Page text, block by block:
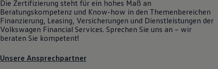
Die Zertifizierung steht für ein hohes Maß an
Beratungskompetenz und Know-how in den Themenbereichen
Finanzierung, Leasing, Versicherungen und Dienstleistungen der
Volkswagen Financial Services. Sprechen Sie uns an – wir
beraten Sie kompetent!
Unsere Ansprechpartner